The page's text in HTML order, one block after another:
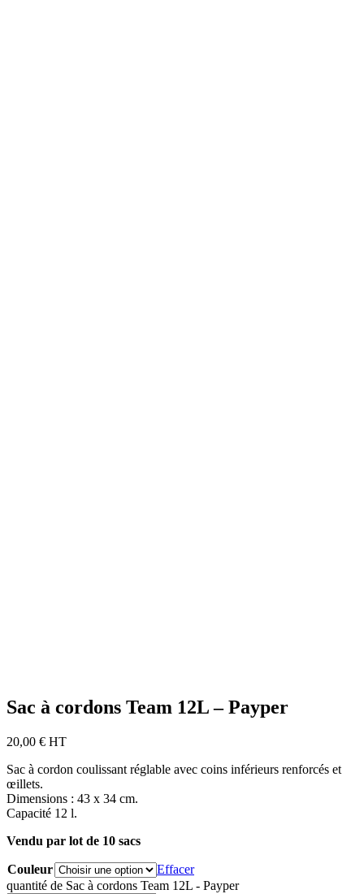
Sac à cordons Team 12L – Payper
20,00 € HT
Sac à cordon coulissant réglable avec coins inférieurs renforcés et
œillets.
Dimensions : 43 x 34 cm.
Capacité 12 l.
Vendu par lot de 10 sacs
Couleur
Effacer
quantité de Sac à cordons Team 12L - Payper